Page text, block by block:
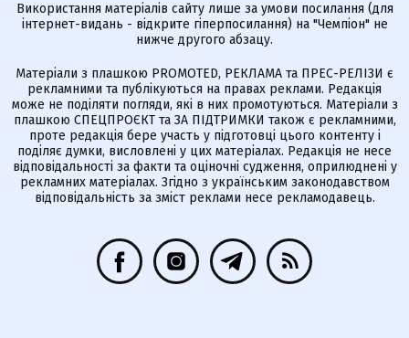
Використання матеріалів сайту лише за умови посилання (для
інтернет-видань - відкрите гіперпосилання) на "Чемпіон" не
нижче другого абзацу.
Матеріали з плашкою PROMOTED, РЕКЛАМА та ПРЕС-РЕЛІЗИ є
рекламними та публікуються на правах реклами. Редакція
може не поділяти погляди, які в них промотуються. Матеріали з
плашкою СПЕЦПРОЄКТ та ЗА ПІДТРИМКИ також є рекламними,
проте редакція бере участь у підготовці цього контенту і
поділяє думки, висловлені у цих матеріалах. Редакція не несе
відповідальності за факти та оціночні судження, оприлюднені у
рекламних матеріалах. Згідно з українським законодавством
відповідальність за зміст реклами несе рекламодавець.